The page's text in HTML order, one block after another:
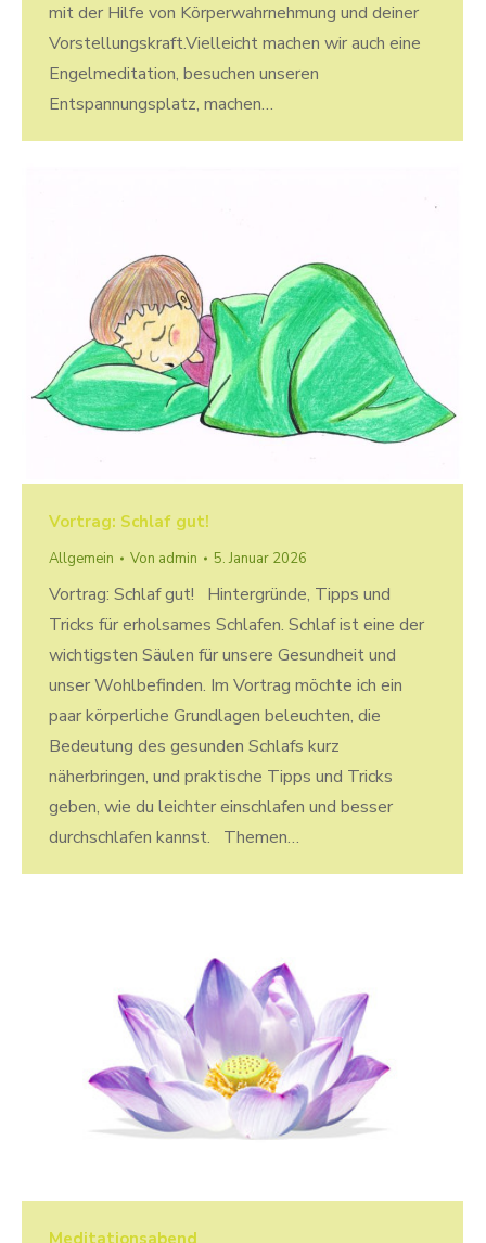
mit der Hilfe von Körperwahrnehmung und deiner
Vorstellungskraft.Vielleicht machen wir auch eine
Engelmeditation, besuchen unseren
Entspannungsplatz, machen…
Vortrag: Schlaf gut!
Allgemein Von admin 5. Januar 2026
Vortrag: Schlaf gut! Hintergründe, Tipps und
Tricks für erholsames Schlafen. Schlaf ist eine der
wichtigsten Säulen für unsere Gesundheit und
unser Wohlbefinden. Im Vortrag möchte ich ein
paar körperliche Grundlagen beleuchten, die
Bedeutung des gesunden Schlafs kurz
näherbringen, und praktische Tipps und Tricks
geben, wie du leichter einschlafen und besser
durchschlafen kannst. Themen…
Meditationsabend